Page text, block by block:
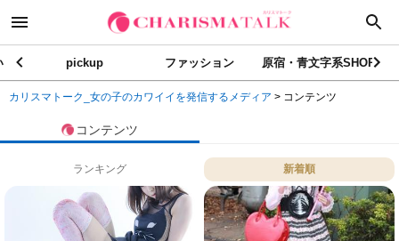
pickup ファッション 原宿・青文字系SHOP
カリスマトーク_女の子のカワイイを発信するメディア > コンテンツ
コンテンツ
ランキング 新着順